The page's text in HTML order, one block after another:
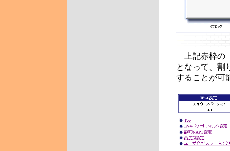
上記赤枠の
となって、割
することが可